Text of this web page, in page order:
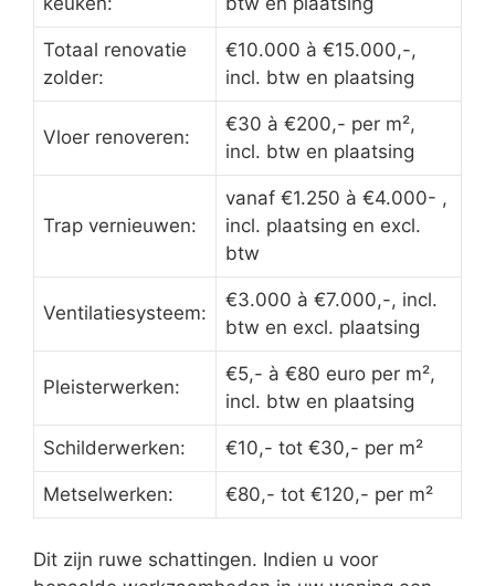
Totaal renovatie
zolder:
€10.000 à €15.000,-,
incl. btw en plaatsing
Vloer renoveren:
€30 à €200,- per m²,
incl. btw en plaatsing
Trap vernieuwen:
vanaf €1.250 à €4.000- ,
incl. plaatsing en excl.
btw
Ventilatiesysteem:
€3.000 à €7.000,-, incl.
btw en excl. plaatsing
Pleisterwerken:
€5,- à €80 euro per m²,
incl. btw en plaatsing
Schilderwerken: €10,- tot €30,- per m²
Metselwerken: €80,- tot €120,- per m²
Dit zijn ruwe schattingen. Indien u voor